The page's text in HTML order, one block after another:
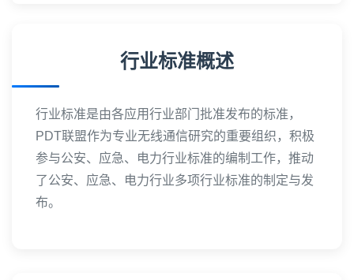
行业标准概述
行业标准是由各应用行业部门批准发布的标准，
PDT联盟作为专业无线通信研究的重要组织，积极
参与公安、应急、电力行业标准的编制工作，推动
了公安、应急、电力行业多项行业标准的制定与发
布。